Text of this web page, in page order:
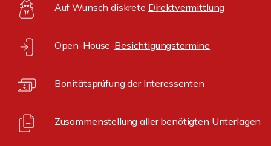
Auf Wunsch diskrete Direktvermittlung
Open-House-Besichtigungstermine
Bonitätsprüfung der Interessenten
Zusammenstellung aller benötigten Unterlagen